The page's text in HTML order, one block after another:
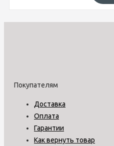
Покупателям
Доставка
Оплата
Гарантии
Как вернуть товар